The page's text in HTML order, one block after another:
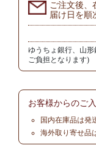
ご注文後、
届け日を順
ゆうちょ銀行、山
ご負担となります)
お客様からのご
国内在庫品は発
海外取り寄せ品